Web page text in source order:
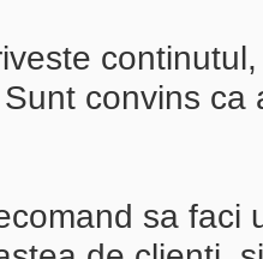
convins ca
sa faci